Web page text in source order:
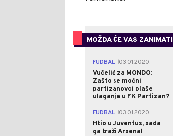
MOŽDA ĆE VAS ZANIMATI
FUDBAL 03.01.2020.
Vučelić za MONDO:
Zašto se moćni
partizanovci plaše
ulaganja u FK Partizan?
FUDBAL 03.01.2020.
Htio u Juventus, sada
ga traži Arsenal